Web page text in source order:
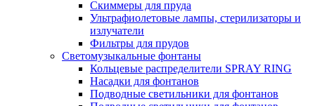
Скиммеры для пруда
Ультрафиолетовые лампы, стерилизаторы и
излучатели
Фильтры для прудов
Светомузыкальные фонтаны
Кольцевые распределители SPRAY RING
Насадки для фонтанов
Подводные светильники для фонтанов